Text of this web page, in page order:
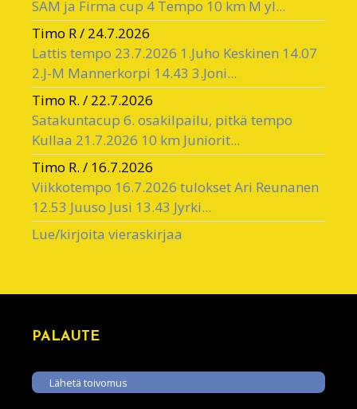
SAM ja Firma cup 4 Tempo 10 km M yl...
Timo R/ 24.7.2026
Lattis tempo 23.7.2026 1.Juho Keskinen 14.07
2.J-M Mannerkorpi 14.43 3.Joni...
Timo R. / 22.7.2026
Satakuntacup 6. osakilpailu, pitkä tempo
Kullaa 21.7.2026 10 km Juniorit...
Timo R. / 16.7.2026
Viikkotempo 16.7.2026 tulokset Ari Reunanen
12.53 Juuso Jusi 13.43 Jyrki...
Lue/kirjoita vieraskirjaa
PALAUTE
Lähetä toivomus